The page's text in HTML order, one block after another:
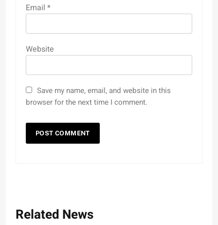
Email *
Website
Save my name, email, and website in this
browser for the next time I comment.
Related News